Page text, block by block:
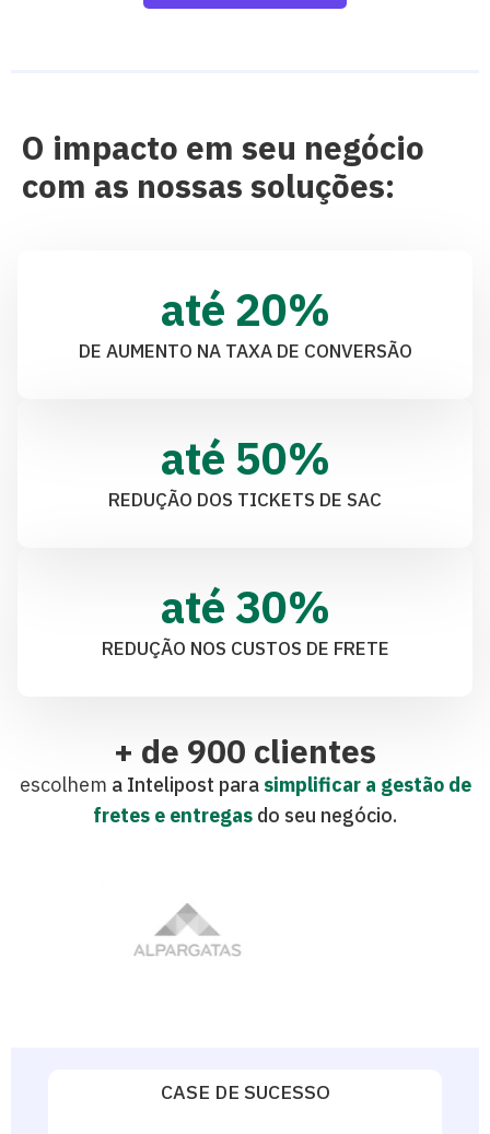
O impacto em seu negócio
com as nossas soluções:
DE AUMENTO NA TAXA DE CONVERSÃO
até 20%
REDUÇÃO DOS TICKETS DE SAC
até 50%
REDUÇÃO NOS CUSTOS DE FRETE
até 30%
+ de 900 clientes
escolhem a Intelipost para simplificar a gestão de
fretes e entregas do seu negócio.
CASE DE SUCESSO